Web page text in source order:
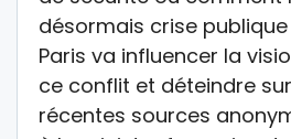
désormais crise
Paris va influencer la
ce conflit et déteindre
récentes sources